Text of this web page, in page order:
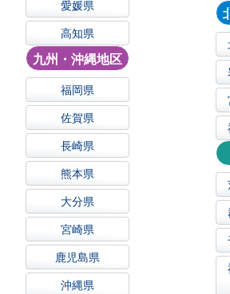
愛媛県
高知県
九州・沖縄地区
福岡県
佐賀県
長崎県
熊本県
大分県
宮崎県
鹿児島県
沖縄県